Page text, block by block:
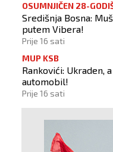
OSUMNJIČEN 28-
Središnja Bosna:
putem Vibera!
Prije 16 sati
MUP KSB
Rankovići: Ukraden,
automobil!
Prije 16 sati